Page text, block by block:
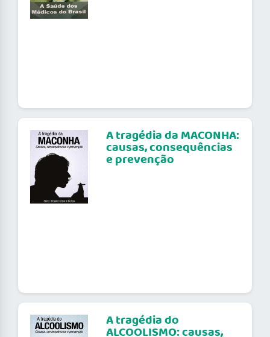
A tragédia da MACONHA:
causas, consequências
e prevenção
A tragédia do
ALCOOLISMO: causas,